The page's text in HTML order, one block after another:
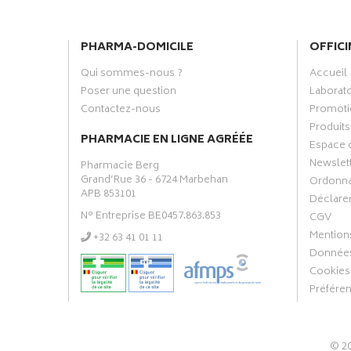
PHARMA-DOMICILE
Qui sommes-nous ?
Poser une question
Contactez-nous
PHARMACIE EN LIGNE AGRÉÉE
Pharmacie Berg
Grand’Rue 36 - 6724 Marbehan
APB 853101
N° Entreprise BE0457.863.853
‭+32 63 41 01 11‬
Accueil
Espace
CGV
Cookies
©